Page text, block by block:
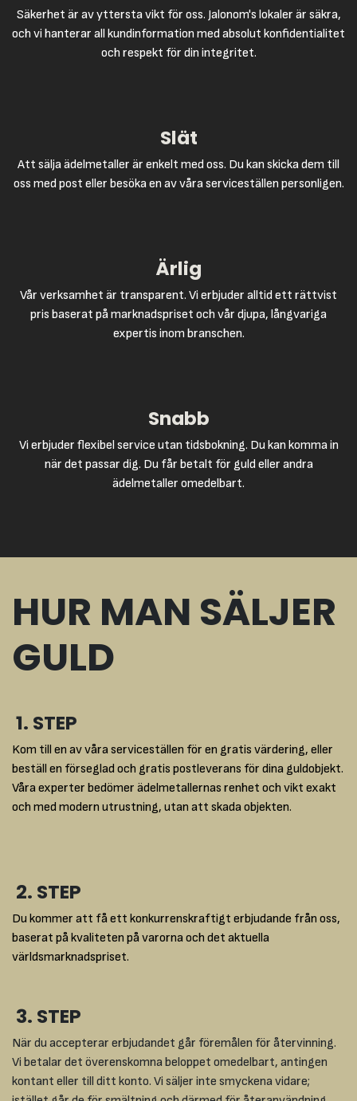
Säkerhet är av yttersta vikt för oss. Jalonom's lokaler är säkra,
och vi hanterar all kundinformation med absolut konfidentialitet
och respekt för din integritet.
Slät
Att sälja ädelmetaller är enkelt med oss. Du kan skicka dem till
oss med post eller besöka en av våra serviceställen personligen.
Ärlig
Vår verksamhet är transparent. Vi erbjuder alltid ett rättvist
pris baserat på marknadspriset och vår djupa, långvariga
expertis inom branschen.
Snabb
Vi erbjuder flexibel service utan tidsbokning. Du kan komma in
när det passar dig. Du får betalt för guld eller andra
ädelmetaller omedelbart.
HUR MAN SÄLJER
GULD
1. STEP
Kom till en av våra serviceställen för en gratis värdering, eller
beställ en förseglad och gratis postleverans för dina guldobjekt.
Våra experter bedömer ädelmetallernas renhet och vikt exakt
och med modern utrustning, utan att skada objekten.
2. STEP
Du kommer att få ett konkurrenskraftigt erbjudande från oss,
baserat på kvaliteten på varorna och det aktuella
världsmarknadspriset.
3. STEP
När du accepterar erbjudandet går föremålen för återvinning.
Vi betalar det överenskomna beloppet omedelbart, antingen
kontant eller till ditt konto. Vi säljer inte smyckena vidare;